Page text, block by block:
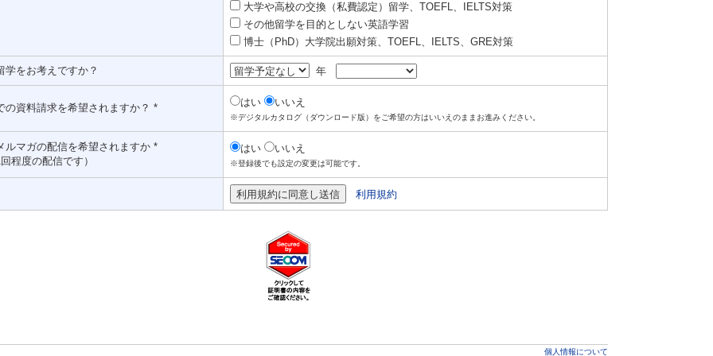
大学や高校の交換（私費認定）留学、TOEFL、IELTS対策
その他留学を目的としない英語学習
博士（PhD）大学院出願対策、TOEFL、IELTS、GRE対策
学をお考えですか？ 年
の資料請求を希望されますか？ * はい いいえ
※デジタルカタログ（ダウンロード版）をご希望の方はいいえのままお進みください。
ルマガの配信を希望されますか *
回程度の配信です）
はい いいえ
※登録後でも設定の変更は可能です。
利用規約
個人情報について